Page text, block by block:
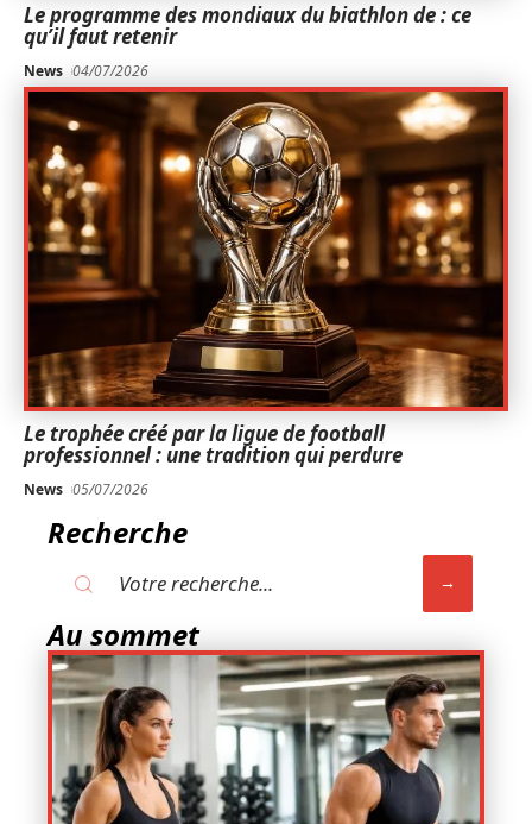
Le programme des mondiaux du biathlon de : ce
qu’il faut retenir
News 04/07/2026
Le trophée créé par la ligue de football
professionnel : une tradition qui perdure
News 05/07/2026
Recherche
Au sommet